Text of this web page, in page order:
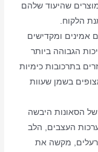
מוצרים שהיעוד שלהם
אמינים ומקדישים
הגבוהה ביותר
בתרכובות כימיות
בשמן שעוות
של הסאונות היבשה
העצבים, הלב
רעלים, מקשה את